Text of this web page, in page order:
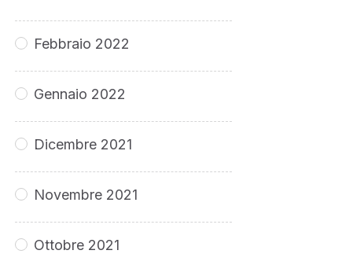
Febbraio 2022
Gennaio 2022
Dicembre 2021
Novembre 2021
Ottobre 2021